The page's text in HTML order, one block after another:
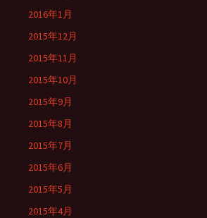
2016年1月
2015年12月
2015年11月
2015年10月
2015年9月
2015年8月
2015年7月
2015年6月
2015年5月
2015年4月